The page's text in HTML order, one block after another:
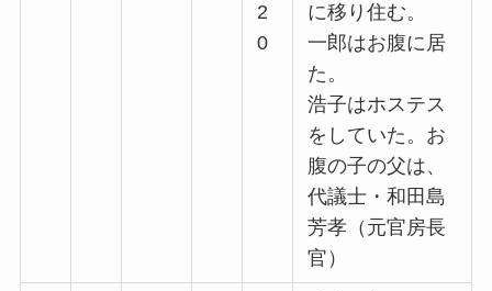
2
0
に移り住む。
一郎はお腹に居
た。
浩子はホステス
をしていた。お
腹の子の父は、
代議士・和田島
芳孝（元官房長
官）